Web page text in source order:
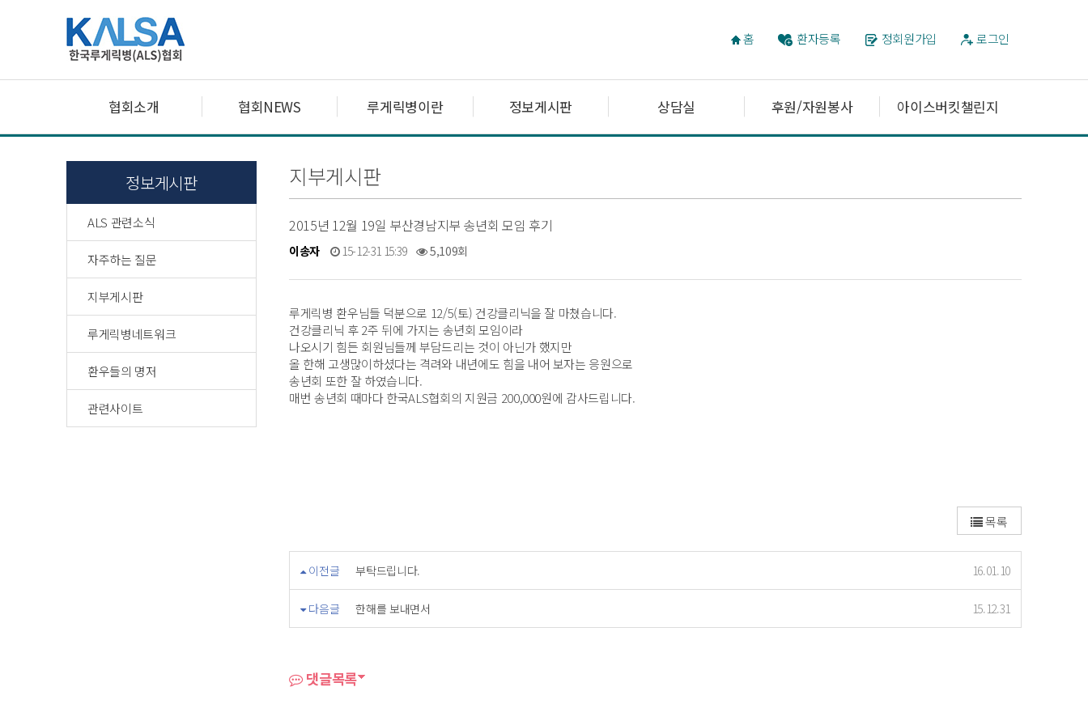
홈 환자등록 정회원가입 로그인
협회소개 협회NEWS 루게릭병이란 정보게시판 상담실 후원/자원봉사 아이스버킷챌린지
정보게시판
ALS 관련소식
자주하는 질문
지부게시판
루게릭병네트워크
환우들의 명저
관련사이트
지부게시판
2015년 12월 19일 부산경남지부 송년회 모임 후기
이송자 15-12-31 15:39 5,109회
루게릭병 환우님들 덕분으로 12/5(토) 건강클리닉을 잘 마쳤습니다.
건강클리닉 후 2주 뒤에 가지는 송년회 모임이라
나오시기 힘든 회원님들께 부담드리는 것이 아닌가 했지만
올 한해 고생많이하셨다는 격려와 내년에도 힘을 내어 보자는 응원으로
송년회 또한 잘 하였습니다.
매번 송년회 때마다 한국ALS협회의 지원금 200,000원에 감사드립니다.
목록
이전글 부탁드립니다. 16.01.10
다음글 한해를 보내면서 15.12.31
댓글목록